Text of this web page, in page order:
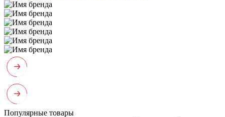
Популярные товары